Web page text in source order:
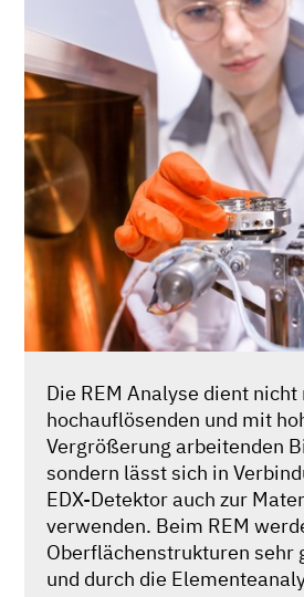
Die REM Analyse dient nicht
hochauflösenden und mit
Vergrößerung arbeitenden
sondern lässt sich in
EDX-Detektor auch zur
verwenden. Beim REM
Oberflächenstrukturen sehr
und durch die